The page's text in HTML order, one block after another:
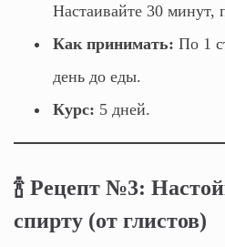
Настаивайте 30 минут,
Как принимать: По 1
день до еды.
Курс: 5 дней.
🍾 Рецепт №3:
спирту (от глистов)